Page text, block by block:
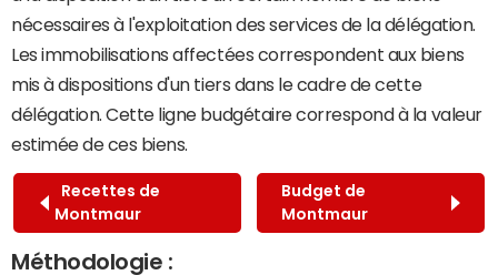
nécessaires à l'exploitation des services de la délégation.
Les immobilisations affectées correspondent aux biens
mis à dispositions d'un tiers dans le cadre de cette
délégation. Cette ligne budgétaire correspond à la valeur
estimée de ces biens.
Recettes de
Montmaur
Budget de
Montmaur
Méthodologie :